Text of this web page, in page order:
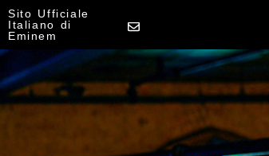
Sito Ufficiale
Italiano di
Eminem